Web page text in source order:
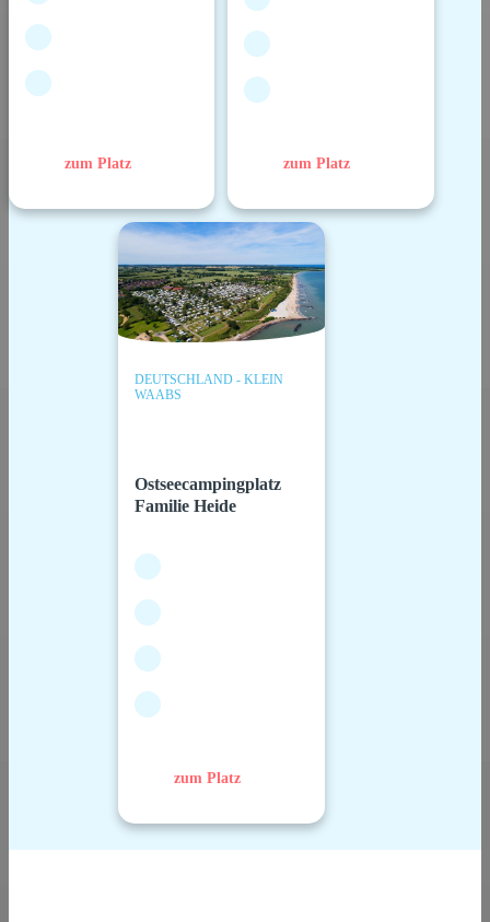
zum Platz zum Platz
DEUTSCHLAND - KLEIN
WAABS
Ostseecampingplatz
Familie Heide
zum Platz